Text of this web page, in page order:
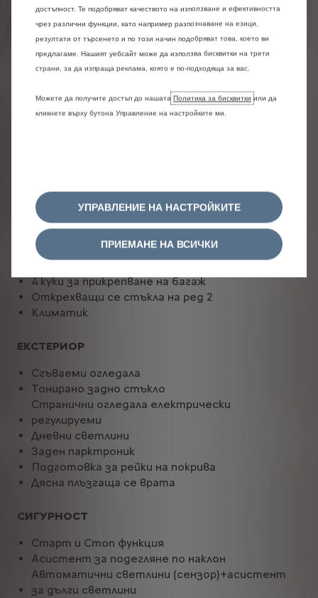
Цена за опции 0,00 €/ 0,00лв.
Крайна цена с всички
опции
0,00 €
Оборудване
ИНТЕРИОР
Станция за смартфон без тунер
Регулируема предна пътническа седалка
Електрическа паркинг спирачка
3-лъчов волан
4 куки за прикрепване на багаж
Открехващи се стъкла на ред 2
Климатик
ЕКСТЕРИОР
Сгъваеми огледала
Тонирано задно стъкло
Странични огледала електрически
регулируеми
Дневни светлини
Заден парктроник
Подготовка за рейки на покрива
Дясна плъзгаща се врата
СИГУРНОСТ
Старт и Стоп функция
Асистент за подегляне по наклон
Автоматични светлини (сензор)+асистент
за дълги светлини
достъпност. Те подобряват качеството на използване и ефективността
чрез различни функции, като например разпознаване на езици,
резултати от търсенето и по този начин подобряват това, което ви
предлагаме. Нашият уебсайт може да използва бисквитки на трети
страни, за да изпраща реклама, която е по-подходяща за вас.
Можете да получите достъп до нашата Политика за бисквитки или да
кликнете върху бутона Управление на настройките ми.
УПРАВЛЕНИЕ НА НАСТРОЙКИТЕ
ПРИЕМАНЕ НА ВСИЧКИ